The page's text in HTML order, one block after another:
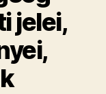
jelei,